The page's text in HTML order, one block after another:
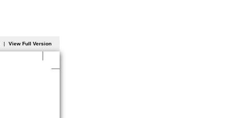
| View Full Version